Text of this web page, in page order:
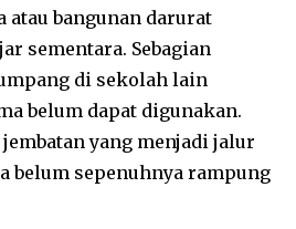
atau bangunan darurat
sementara. Sebagian
di sekolah lain
belum dapat digunakan.
yang menjadi jalur
belum sepenuhnya rampung